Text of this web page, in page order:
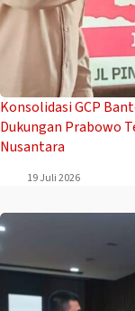
Konsolidasi GCP
Dukungan Prabowo
Nusantara
19 Juli 2026